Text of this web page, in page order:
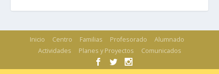
Inicio Centro Familias Profesorado
Alumnado
Actividades
Planes y Proyectos Comunicados